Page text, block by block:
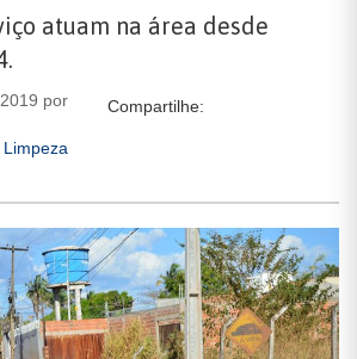
atuam na área desde
por
Compartilhe: